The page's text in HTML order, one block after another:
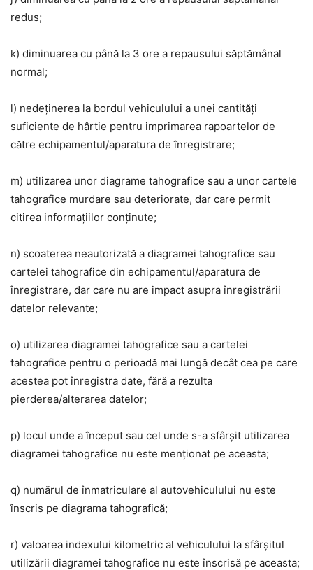
redus;
k) diminuarea cu până la 3 ore a repausului săptămânal
normal;
l) nedeținerea la bordul vehiculului a unei cantități
suficiente de hârtie pentru imprimarea rapoartelor de
către echipamentul/aparatura de înregistrare;
m) utilizarea unor diagrame tahografice sau a unor cartele
tahografice murdare sau deteriorate, dar care permit
citirea informațiilor conținute;
n) scoaterea neautorizată a diagramei tahografice sau
cartelei tahografice din echipamentul/aparatura de
înregistrare, dar care nu are impact asupra înregistrării
datelor relevante;
o) utilizarea diagramei tahografice sau a cartelei
tahografice pentru o perioadă mai lungă decât cea pe care
acestea pot înregistra date, fără a rezulta
pierderea/alterarea datelor;
p) locul unde a început sau cel unde s-a sfârșit utilizarea
diagramei tahografice nu este menționat pe aceasta;
q) numărul de înmatriculare al autovehiculului nu este
înscris pe diagrama tahografică;
r) valoarea indexului kilometric al vehiculului la sfârșitul
utilizării diagramei tahografice nu este înscrisă pe aceasta;